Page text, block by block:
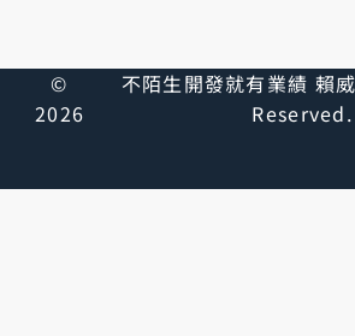
©
2026
不陌生開發就有業績 賴
Reserved.